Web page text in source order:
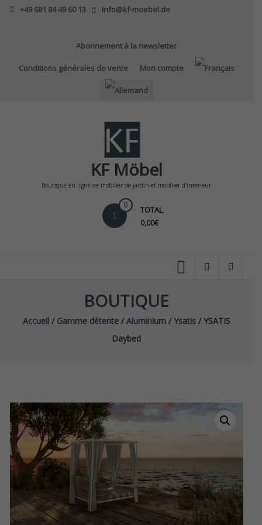
Skip
+49 681 84 49 60 13 info@kf-moebel.de
Abonnement à la newsletter
Conditions générales de vente Mon compte
KF Möbel
Boutique en ligne de mobilier de jardin et mobilier d'intérieur
0 TOTAL
0,00€
BOUTIQUE
Accueil/ Gamme détente/Aluminium/ Ysatis/ YSATIS
Daybed